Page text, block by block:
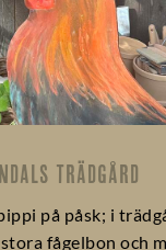
TRÄDGÅRD
på påsk; i
fågelbon och